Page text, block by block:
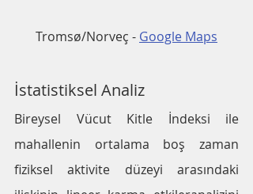
Tromsø/Norveç - Google Maps
İstatistiksel Analiz
Bireysel Vücut Kitle İndeksi ile
mahallenin ortalama boş zaman
fiziksel aktivite düzeyi arasındaki